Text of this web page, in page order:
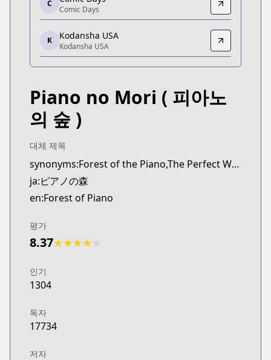
Comic Days
Comic Days
https://comic-days.com/volume/
Kodansha USA
Kodansha USA
Kodansha USA
Kodansha USA
https://kodansha.us/series/forest-of-piano/
C
Comic Days
K Kodansha USA
Kodansha USA
Piano no Mori ( 피아노
의 숲 )
대체 제목
synonyms:Forest of the Piano,The Perfect World of Kai
ja:ピアノの森
en:Forest of Piano
평가
8.37★★★★
인기
1304
독자
17734
저자